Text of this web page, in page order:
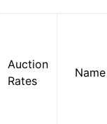
Auction
Rates
Name